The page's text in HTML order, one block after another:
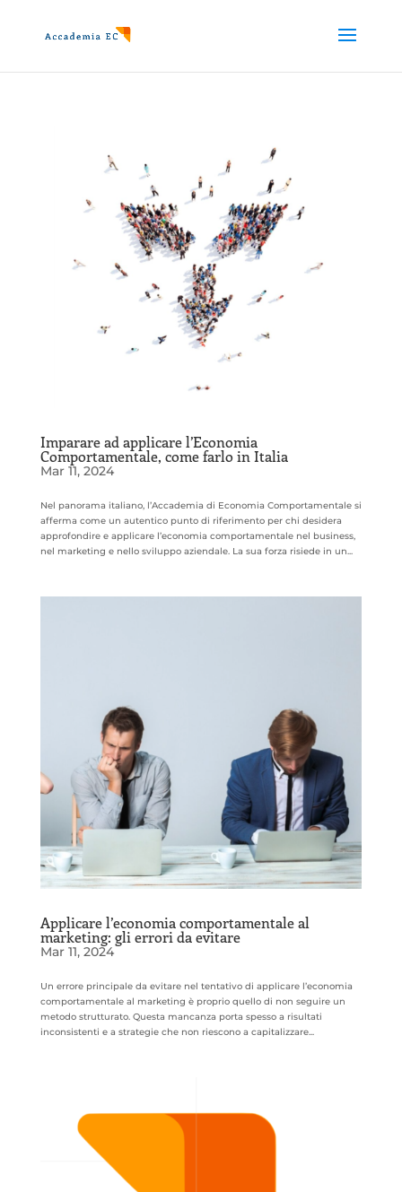
Imparare ad applicare l’Economia
Comportamentale, come farlo in Italia
Mar 11, 2024
Nel panorama italiano, l’Accademia di Economia Comportamentale si
afferma come un autentico punto di riferimento per chi desidera
approfondire e applicare l’economia comportamentale nel business,
nel marketing e nello sviluppo aziendale. La sua forza risiede in un...
Applicare l’economia comportamentale al
marketing: gli errori da evitare
Mar 11, 2024
Un errore principale da evitare nel tentativo di applicare l’economia
comportamentale al marketing è proprio quello di non seguire un
metodo strutturato. Questa mancanza porta spesso a risultati
inconsistenti e a strategie che non riescono a capitalizzare...